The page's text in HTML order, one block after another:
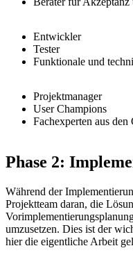
Entwickler
Tester
Funktionale und
Projektmanager
User Champions
Fachexperten aus den
Phase 2:
Während der
Projektteam daran, die
umzusetzen. Dies ist der
hier die eigentliche Arbeit